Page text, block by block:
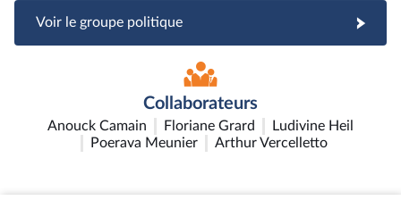
Voir le groupe politique
Collaborateurs
Anouck Camain Floriane Grard
Ludivine Heil
Poerava Meunier
Arthur Vercelletto